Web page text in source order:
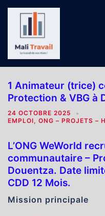
contenu
1 Animateur (trice)
Protection & VBG à
24 OCTOBRE 2025
EMPLOI, ONG – PROJETS –
L’ONG WeWorld
communautaire –
Douentza. Date
CDD 12 Mois.
Mission principale